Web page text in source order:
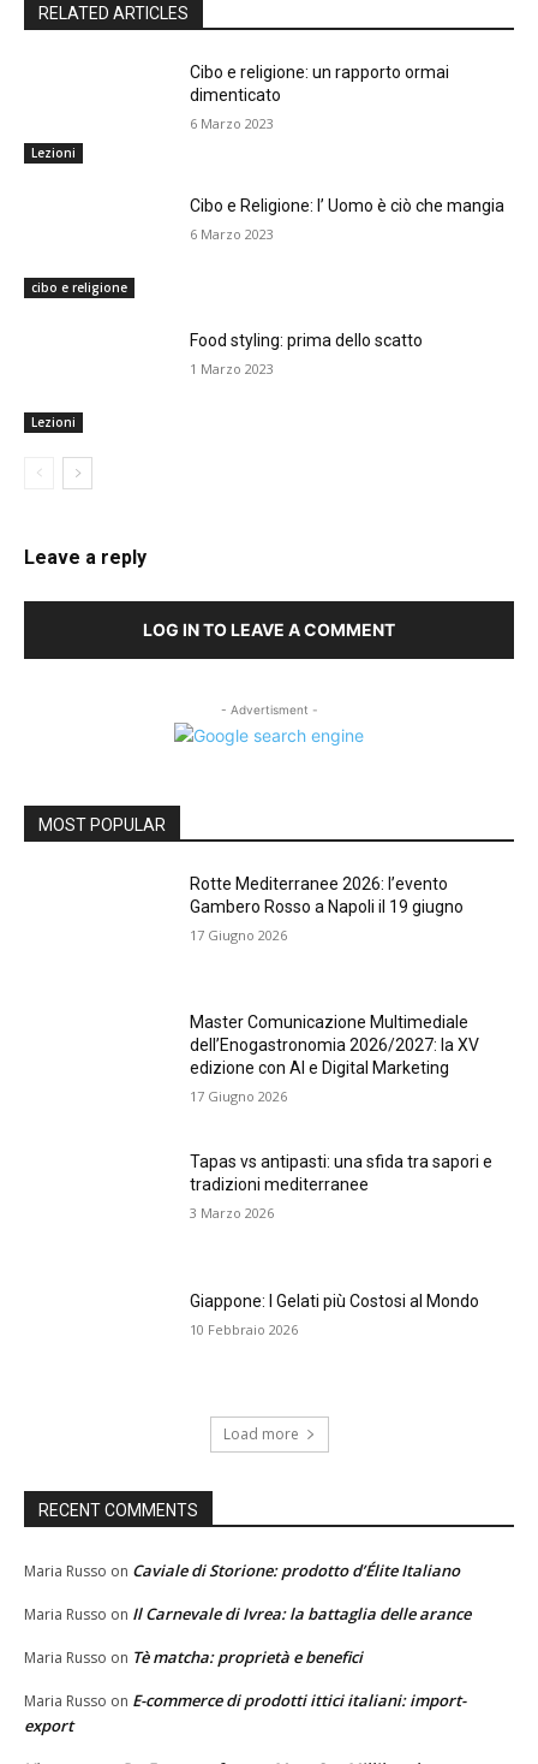
RELATED ARTICLES
Lezioni
Cibo e religione: un rapporto ormai
dimenticato
6 Marzo 2023
cibo e religione
Cibo e Religione: I’ Uomo è ciò che mangia
6 Marzo 2023
Lezioni
Food styling: prima dello scatto
1 Marzo 2023
Leave a reply
LOG IN TO LEAVE A COMMENT
- Advertisment -
MOST POPULAR
Rotte Mediterranee 2026: l’evento
Gambero Rosso a Napoli il 19 giugno
17 Giugno 2026
Master Comunicazione Multimediale
dell’Enogastronomia 2026/2027: la XV
edizione con AI e Digital Marketing
17 Giugno 2026
Tapas vs antipasti: una sfida tra sapori e
tradizioni mediterranee
3 Marzo 2026
Giappone: I Gelati più Costosi al Mondo
10 Febbraio 2026
Load more
RECENT COMMENTS
Maria Russo on Caviale di Storione: prodotto d’Élite Italiano
Maria Russo on Il Carnevale di Ivrea: la battaglia delle arance
Maria Russo on Tè matcha: proprietà e benefici
Maria Russo on E-commerce di prodotti ittici italiani: import-
export